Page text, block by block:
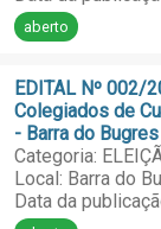
aberto
EDITAL Nº 002/
Colegiados de
- Barra do Bugres
Categoria:
Local: Barra do
Data da